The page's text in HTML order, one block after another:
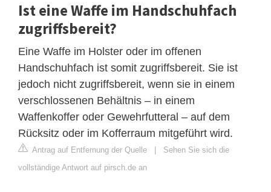
Ist eine Waffe im Handschuhfach
zugriffsbereit?
Eine Waffe im Holster oder im offenen
Handschuhfach ist somit zugriffsbereit. Sie ist
jedoch nicht zugriffsbereit, wenn sie in einem
verschlossenen Behältnis – in einem
Waffenkoffer oder Gewehrfutteral – auf dem
Rücksitz oder im Kofferraum mitgeführt wird.
Antrag auf Entfernung der Quelle
Sehen Sie sich die
vollständige Antwort auf pirsch.de an